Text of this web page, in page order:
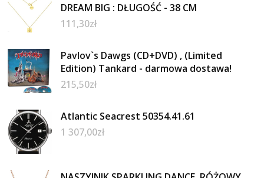
DREAM BIG : DŁUGOŚĆ - 38 CM
111,30zł
Pavlov`s Dawgs (CD+DVD) , (Limited
Edition) Tankard - darmowa dostawa!
215,50zł
Atlantic Seacrest 50354.41.61
1 307,00zł